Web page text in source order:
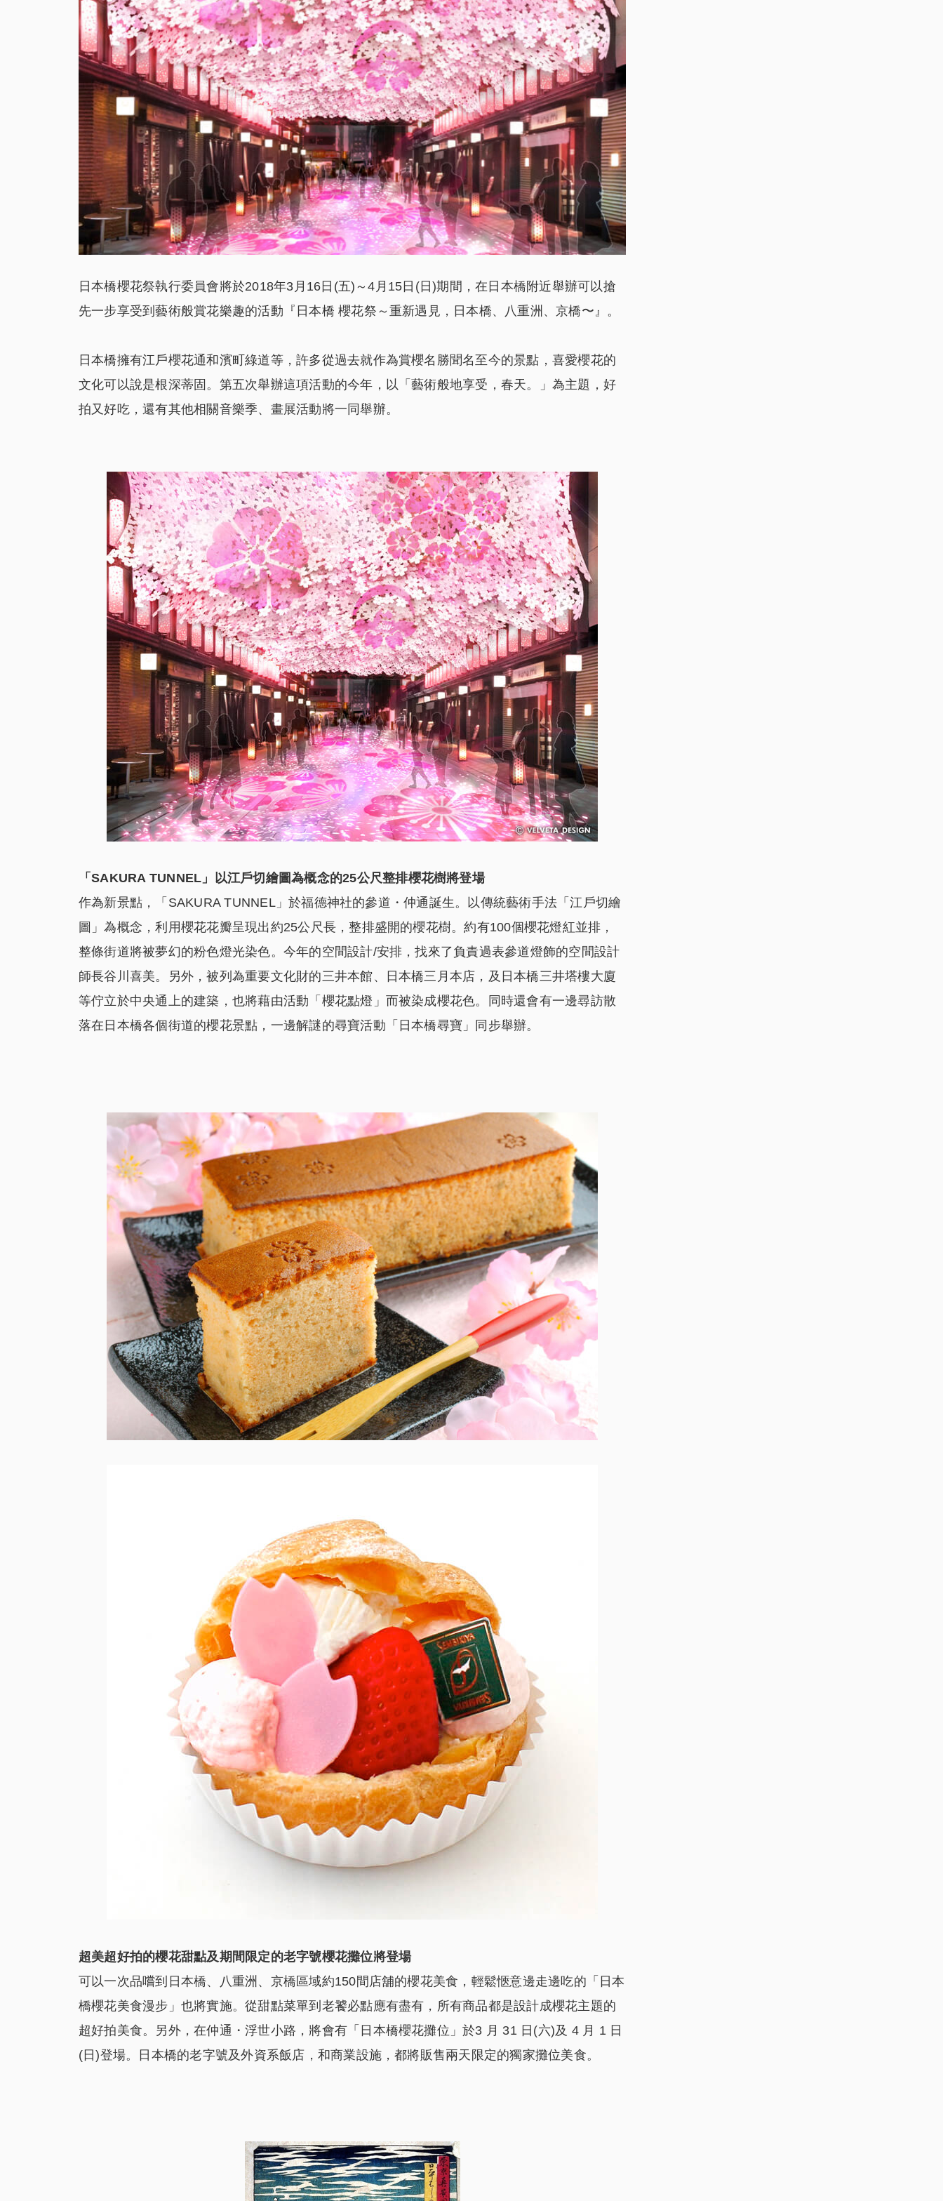
日本橋櫻花祭執行委員會將於2018年3月16日(五)～4月15日(日)期間，在日本橋附近舉辦可以搶
先一步享受到藝術般賞花樂趣的活動『日本橋 櫻花祭～重新遇見，日本橋、八重洲、京橋〜』。
日本橋擁有江戶櫻花通和濱町綠道等，許多從過去就作為賞櫻名勝聞名至今的景點，喜愛櫻花的
文化可以說是根深蒂固。第五次舉辦這項活動的今年，以「藝術般地享受，春天。」為主題，好
拍又好吃，還有其他相關音樂季、畫展活動將一同舉辦。
「SAKURA TUNNEL」 以江戶切 繪圖為概念的25公尺整排櫻花樹將登場
作為新景點，「SAKURA TUNNEL」於福德神社的參道・仲通誕生。以傳統藝術手法「江戶切繪
圖」為概念，利用櫻花花瓣呈現出約25公尺長，整排盛開的櫻花樹。約有100個櫻花燈紅並排，
整條街道將被夢幻的粉色燈光染色。今年的空間設計/安排，找來了負責過表參道燈飾的空間設計
師長谷川喜美。另外，被列為重要文化財的三井本館、日本橋三月本店，及日本橋三井塔樓大廈
等佇立於中央通上的建築，也將藉由活動「櫻花點燈」而被染成櫻花色。同時還會有一邊尋訪散
落在日本橋各個街道的櫻花景點，一邊解謎的尋寶活動「日本橋尋寶」同步舉辦。
超美超好拍的櫻花甜點及期間限定的老字號櫻花攤位將登場
可以一次品嚐到日本橋、八重洲、京橋區域約150間店舖的櫻花美食，輕鬆愜意邊走邊吃的「日本
橋櫻花美食漫步」也將實施。從甜點菜單到老饕必點應有盡有，所有商品都是設計成櫻花主題的
超好拍美食。另外，在仲通・浮世小路，將會有「日本橋櫻花攤位」於3 月 31 日(六)及 4 月 1 日
(日)登場。日本橋的老字號及外資系飯店，和商業設施，都將販售兩天限定的獨家攤位美食。